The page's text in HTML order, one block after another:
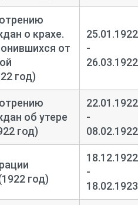
о крахе.
от
год)
25.01.1922
-
26.03.1922
об утере
год)
22.01.1922
-
08.02.1922
год)
18.12.1922
-
18.02.1923